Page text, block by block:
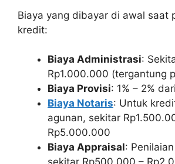
Biaya yang dibayar di awal saat
kredit:
Biaya Administrasi:
Rp1.000.000 (tergantung
Biaya Provisi: 1% – 2%
Biaya Notaris: Untuk
agunan, sekitar
Rp5.000.000
Biaya Appraisal: